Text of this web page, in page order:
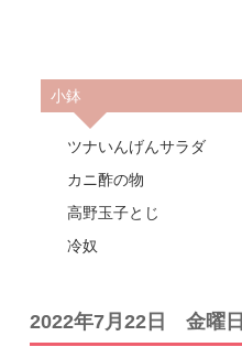
小鉢
ツナいんげんサラダ
カニ酢の物
高野玉子とじ
冷奴
2022年7月22日 金曜日